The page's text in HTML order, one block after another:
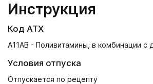
Инструкция
Код АТХ
A11AB - Поливитамины, в комбинации с
Условия отпуска
Отпускается по рецепту